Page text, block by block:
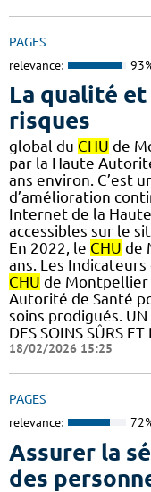
PAGES
relevance:
La qualité
risques
global du CHU de
par la Haute
ans environ. C’est
d’amélioration
Internet de la
accessibles sur le
En 2022, le CHU de
ans. Les
CHU de Montpellier
Autorité de Santé
soins prodigués. UN
DES SOINS SÛRS
18/02/2026 15:25
PAGES
relevance:
Assurer la
des